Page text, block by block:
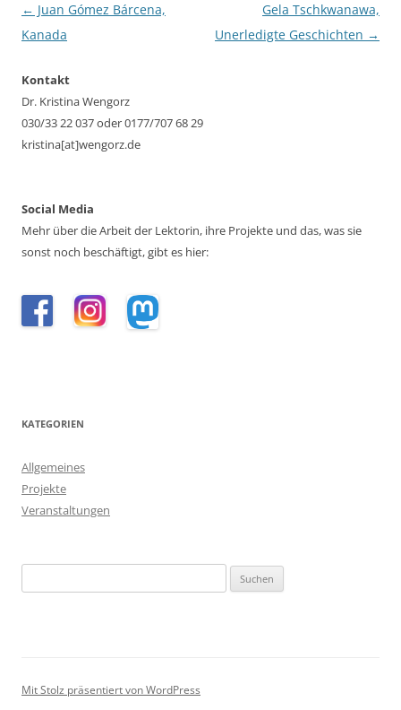
Beitragsnavigation
← Juan Gómez Bárcena,
Kanada
Gela Tschkwanawa,
Unerledigte Geschichten →
Kontakt
Dr. Kristina Wengorz
030/33 22 037 oder 0177/707 68 29
kristina[at]wengorz.de
Social Media
Mehr über die Arbeit der Lektorin, ihre Projekte und das, was sie
sonst noch beschäftigt, gibt es hier:
KATEGORIEN
Allgemeines
Projekte
Veranstaltungen
nach:
Mit Stolz präsentiert von WordPress